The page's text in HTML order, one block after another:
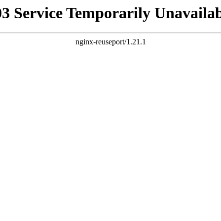
Service Temporarily
nginx-reuseport/1.21.1